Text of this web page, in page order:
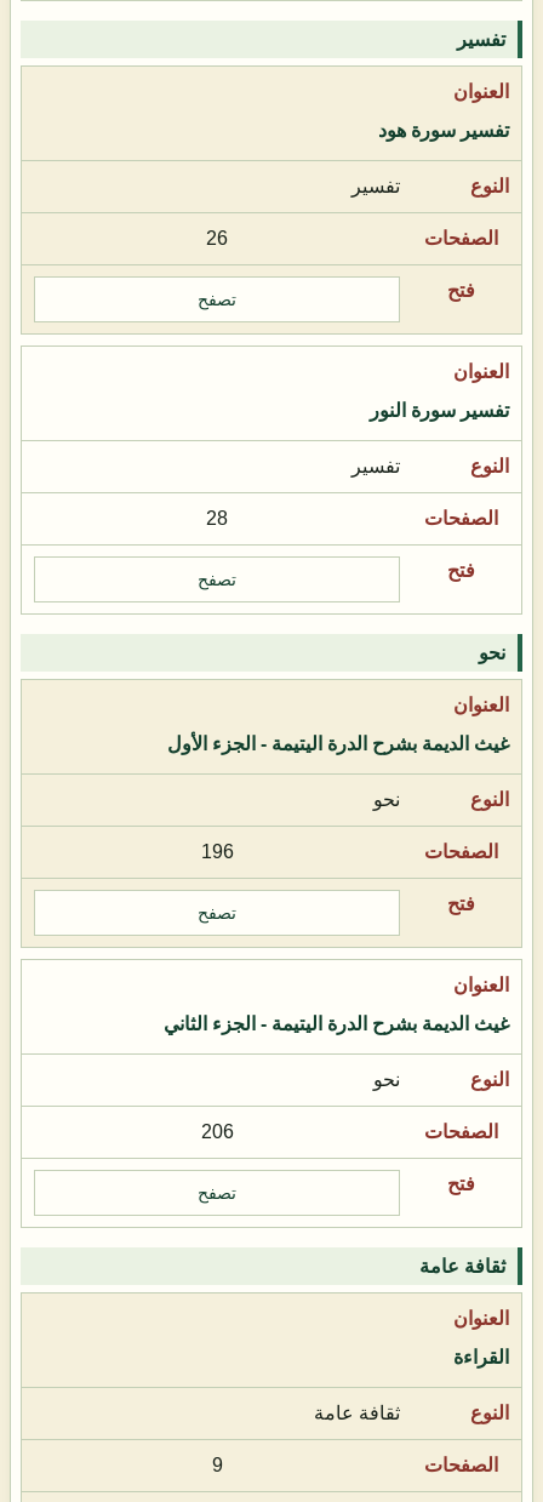
تفسير
تفسير سورة هود
تفسير
26
تصفح
تفسير سورة النور
تفسير
28
تصفح
نحو
غيث الديمة بشرح الدرة اليتيمة - الجزء الأول
نحو
196
تصفح
غيث الديمة بشرح الدرة اليتيمة - الجزء الثاني
نحو
206
تصفح
ثقافة عامة
القراءة
ثقافة عامة
9